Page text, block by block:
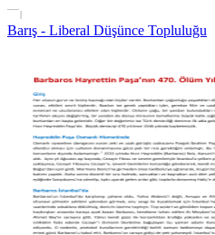
Barış - Liberal Düşünce Topluluğu